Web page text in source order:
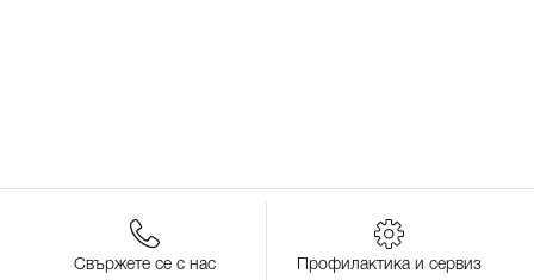
Свържете се с нас Профилактика и сервиз